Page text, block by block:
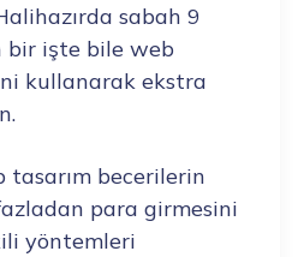
sabah 9
bir işte bile web
kullanarak ekstra
tasarım becerilerin
para girmesini
yöntemleri